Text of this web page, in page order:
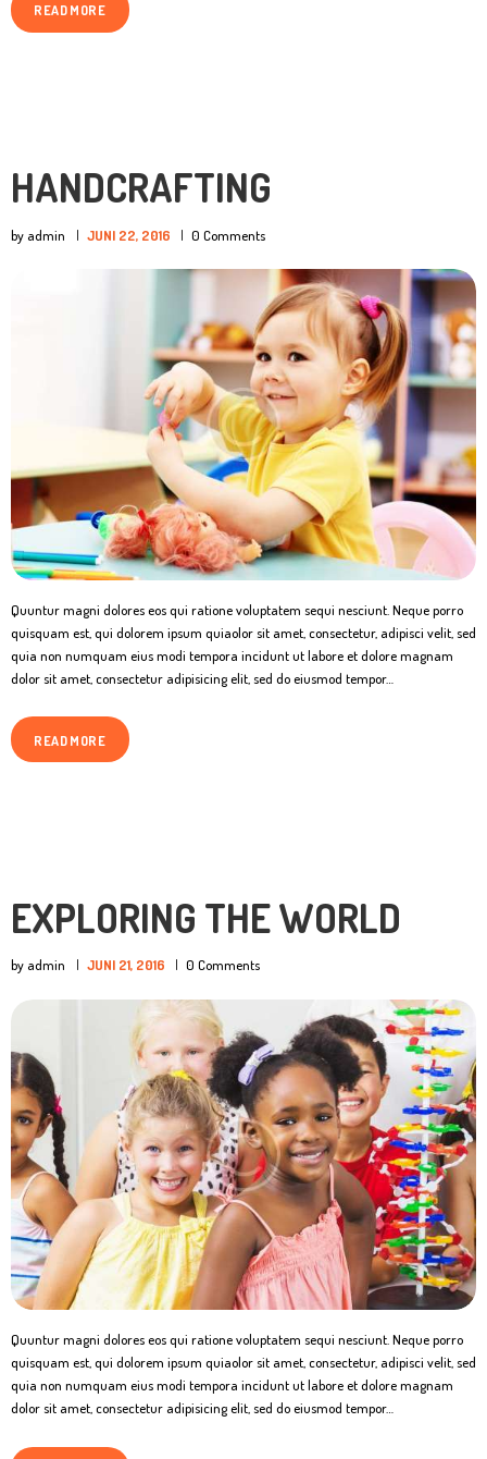
READ MORE
HANDCRAFTING
by admin JUNI 22, 2016 0 Comments
Quuntur magni dolores eos qui ratione voluptatem sequi nesciunt. Neque porro
quisquam est, qui dolorem ipsum quiaolor sit amet, consectetur, adipisci velit, sed
quia non numquam eius modi tempora incidunt ut labore et dolore magnam
dolor sit amet, consectetur adipisicing elit, sed do eiusmod tempor…
READ MORE
EXPLORING THE WORLD
by admin JUNI 21, 2016 0 Comments
Quuntur magni dolores eos qui ratione voluptatem sequi nesciunt. Neque porro
quisquam est, qui dolorem ipsum quiaolor sit amet, consectetur, adipisci velit, sed
quia non numquam eius modi tempora incidunt ut labore et dolore magnam
dolor sit amet, consectetur adipisicing elit, sed do eiusmod tempor…